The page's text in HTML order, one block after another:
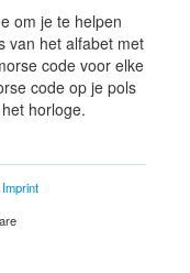
om je te helpen
van het alfabet met
code voor elke
code op je pols
horloge.
Imprint